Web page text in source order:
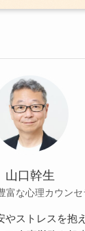
山口幹生
富な心理カウンセ
やストレスを抱